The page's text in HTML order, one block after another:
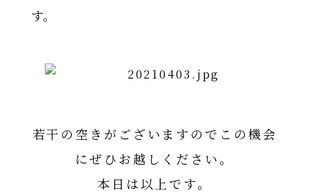
す。
若干の空きがございますのでこの機会
にぜひお越しください。
本日は以上です。